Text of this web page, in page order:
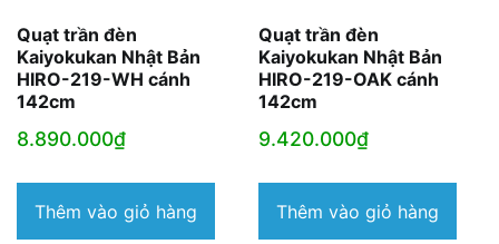
Quạt trần đèn
Kaiyokukan Nhật Bản
HIRO-219-WH cánh
142cm
8.890.000₫
Thêm vào giỏ hàng
Quạt trần đèn
Kaiyokukan Nhật Bản
HIRO-219-OAK cánh
142cm
9.420.000₫
Thêm vào giỏ hàng